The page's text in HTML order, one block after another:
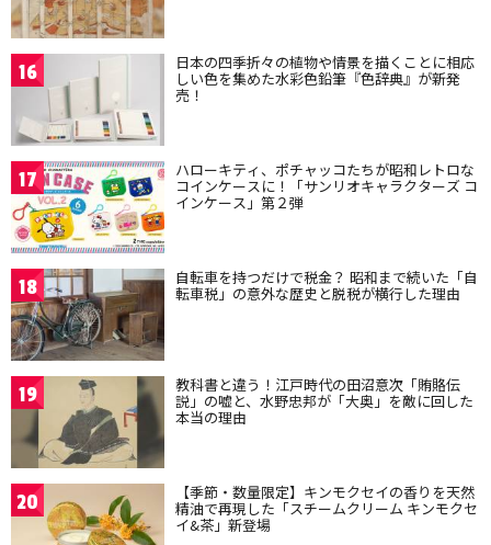
16 日本の四季折々の植物や情景を描くことに相応
しい色を集めた水彩色鉛筆『色辞典』が新発
売！
17 ハローキティ、ポチャッコたちが昭和レトロな
コインケースに！「サンリオキャラクターズ コ
インケース」第２弾
18 自転車を持つだけで税金？ 昭和まで続いた「自
転車税」の意外な歴史と脱税が横行した理由
19 教科書と違う！江戸時代の田沼意次「賄賂伝
説」の嘘と、水野忠邦が「大奥」を敵に回した
本当の理由
20 【季節・数量限定】キンモクセイの香りを天然
精油で再現した「スチームクリーム キンモクセ
イ&茶」新登場